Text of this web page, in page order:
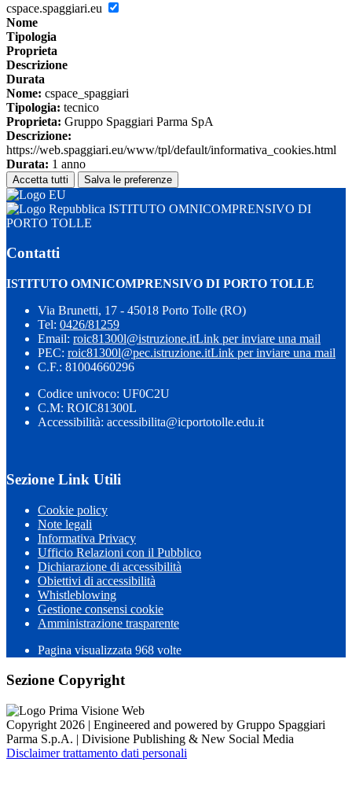
cspace.spaggiari.eu
Nome
Tipologia
Proprieta
Descrizione
Durata
Nome: cspace_spaggiari
Tipologia: tecnico
Proprieta: Gruppo Spaggiari Parma SpA
Descrizione:
https://web.spaggiari.eu/www/tpl/default/informativa_cookies.html
Durata: 1 anno
Accetta tutti Salva le preferenze
ISTITUTO OMNICOMPRENSIVO DI
PORTO TOLLE
Contatti
ISTITUTO OMNICOMPRENSIVO DI PORTO TOLLE
Via Brunetti, 17 - 45018 Porto Tolle (RO)
Tel: 0426/81259
Email: roic81300l@istruzione.itLink per inviare una mail
PEC: roic81300l@pec.istruzione.itLink per inviare una mail
C.F.: 81004660296
Codice univoco: UF0C2U
C.M: ROIC81300L
Accessibilità: accessibilita@icportotolle.edu.it
Sezione Link Utili
Cookie policy
Note legali
Informativa Privacy
Ufficio Relazioni con il Pubblico
Dichiarazione di accessibilità
Obiettivi di accessibilità
Whistleblowing
Gestione consensi cookie
Amministrazione trasparente
Pagina visualizzata 968 volte
Sezione Copyright
Copyright 2026 | Engineered and powered by Gruppo Spaggiari
Parma S.p.A. | Divisione Publishing & New Social Media
Disclaimer trattamento dati personali